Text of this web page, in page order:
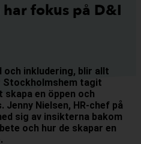
fokus på D&I
och inkludering, blir allt
Stockholmshem tagit
en öppen och
Nielsen, HR-chef på
sig av insikterna bakom
och hur de skapar en